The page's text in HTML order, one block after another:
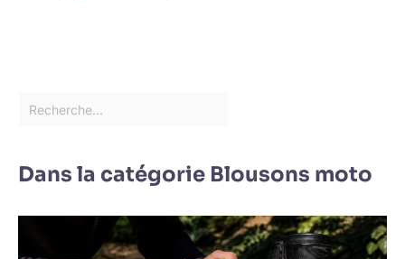
Dans la catégorie Blousons moto